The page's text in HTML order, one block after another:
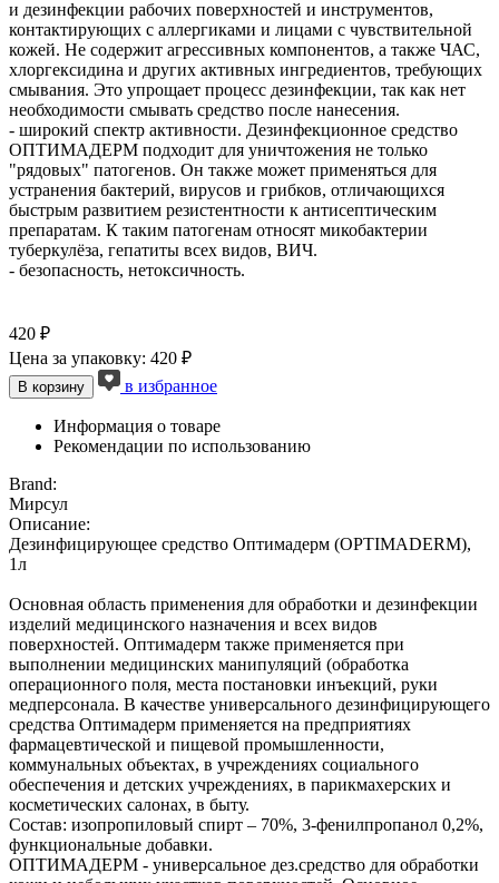
и дезинфекции рабочих поверхностей и инструментов,
контактирующих с аллергиками и лицами с чувствительной
кожей. Не содержит агрессивных компонентов, а также ЧАС,
хлоргексидина и других активных ингредиентов, требующих
смывания. Это упрощает процесс дезинфекции, так как нет
необходимости смывать средство после нанесения.
- широкий спектр активности. Дезинфекционное средство
ОПТИМАДЕРМ подходит для уничтожения не только
"рядовых" патогенов. Он также может применяться для
устранения бактерий, вирусов и грибков, отличающихся
быстрым развитием резистентности к антисептическим
препаратам. К таким патогенам относят микобактерии
туберкулёза, гепатиты всех видов, ВИЧ.
- безопасность, нетоксичность.
420 ₽
Цена за упаковку: 420 ₽
В корзину в избранное
Информация о товаре
Рекомендации по использованию
Brand:
Мирсул
Описание:
Дезинфицирующее средство Оптимадерм (OPTIMADERM),
1л
Основная область применения для обработки и дезинфекции
изделий медицинского назначения и всех видов
поверхностей. Оптимадерм также применяется при
выполнении медицинских манипуляций (обработка
операционного поля, места постановки инъекций, руки
медперсонала. В качестве универсального дезинфицирующего
средства Оптимадерм применяется на предприятиях
фармацевтической и пищевой промышленности,
коммунальных объектах, в учреждениях социального
обеспечения и детских учреждениях, в парикмахерских и
косметических салонах, в быту.
Состав: изопропиловый спирт – 70%, 3-фенилпропанол 0,2%,
функциональные добавки.
ОПТИМАДЕРМ - универсальное дез.средство для обработки